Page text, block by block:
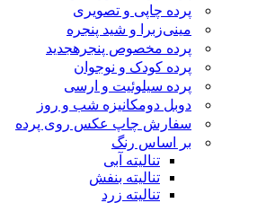
پرده چاپی و تصویری
مینی‌زبرا و شید پنجره
پرده مخصوص پنجره جدید
پرده کودک و نوجوان
پرده سیلوئیت و ارسی
دوبل دومکانیزه شب و روز
سفارش چاپ عکس روی پرده
بر اساس رنگ
تنالیته آبی
تنالیته بنفش
تنالیته زرد